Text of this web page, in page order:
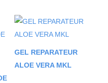
GEL REPARATEUR
ALOE VERA MKL